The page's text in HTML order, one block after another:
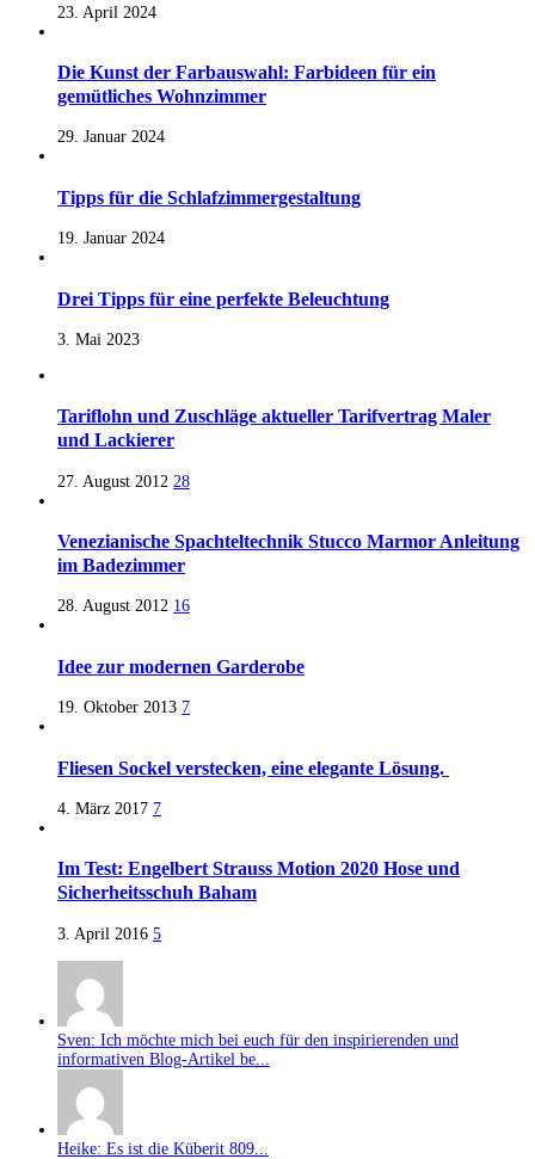
23. April 2024
Die Kunst der Farbauswahl: Farbideen für ein
gemütliches Wohnzimmer
29. Januar 2024
Tipps für die Schlafzimmergestaltung
19. Januar 2024
Drei Tipps für eine perfekte Beleuchtung
3. Mai 2023
Tariflohn und Zuschläge aktueller Tarifvertrag Maler
und Lackierer
27. August 2012 28
Venezianische Spachteltechnik Stucco Marmor Anleitung
im Badezimmer
28. August 2012 16
Idee zur modernen Garderobe
19. Oktober 2013 7
Fliesen Sockel verstecken, eine elegante Lösung.
4. März 2017 7
Im Test: Engelbert Strauss Motion 2020 Hose und
Sicherheitsschuh Baham
3. April 2016 5
Sven: Ich möchte mich bei euch für den inspirierenden und
informativen Blog-Artikel be...
Heike: Es ist die Küberit 809...